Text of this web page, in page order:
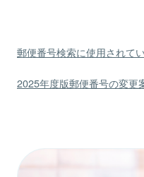
郵便番号検索に使用されて
2025年度版郵便番号の変更